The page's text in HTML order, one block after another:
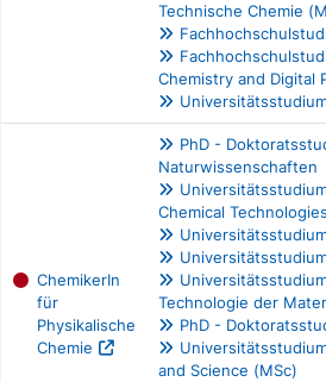
Technische Chemie
Chemistry and Digital
ChemikerIn
für
Physikalische
Chemie
PhD -
Naturwissenschaften
Chemical
Technologie der
PhD -
and Science (MSc)